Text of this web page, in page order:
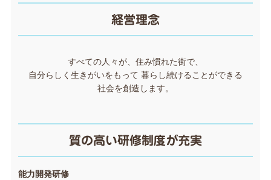
経営理念
すべての人々が、住み慣れた街で、
自分らしく生きがいをもって 暮らし続けることができる
社会を創造します。
質の高い研修制度が充実
能力開発研修